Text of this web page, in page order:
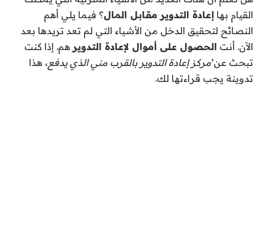
القيام بها إعادة التدوير مقابل المال؟ فيما يلي أهم
النصائح لتحقيق الدخل من الأشياء التي لم تعد تريدها بعد
الآن. أنت الحصول على أموال لإعادة التدوير هم. إذا كنت
تبحث عن’مركز إعادة التدوير بالقرب مني الذي يدفع، هذا
تدوينة يجب قراءتها لك.